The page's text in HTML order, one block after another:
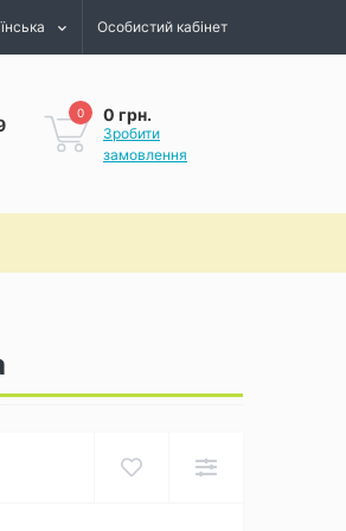
Особистий кабінет
0 0 грн.
Зробити
замовлення